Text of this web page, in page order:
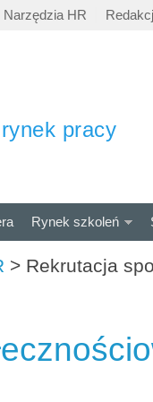
Narzędzia HR
pracy
Rynek szkoleń
> Rekrutacja